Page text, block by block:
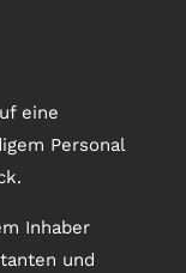
eine
Personal
Inhaber
und